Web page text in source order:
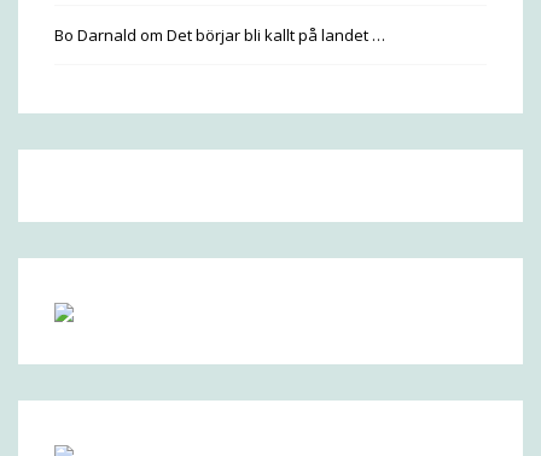
Bo Darnald om Det börjar bli kallt på landet …